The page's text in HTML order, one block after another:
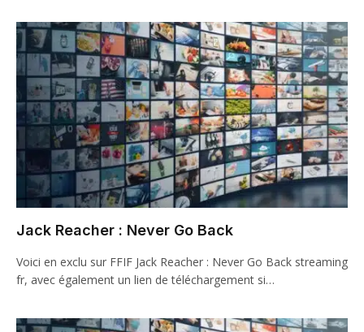
Jack Reacher : Never Go Back
Voici en exclu sur FFIF Jack Reacher : Never Go Back streaming
fr, avec également un lien de téléchargement si…